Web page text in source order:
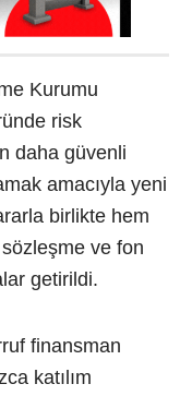
Kurumu
risk
daha güvenli
amacıyla yeni
birlikte hem
ve fon
getirildi.
finansman
katılım